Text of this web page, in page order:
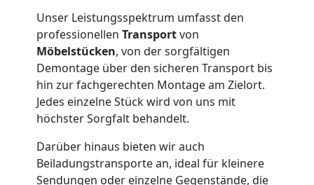
Unser Leistungsspektrum umfasst den
professionellen Transportvon
Möbelstücken, von der sorgfältigen
Demontage über den sicheren Transport bis
hin zur fachgerechten Montage am Zielort.
Jedes einzelne Stück wird von uns mit
höchster Sorgfalt behandelt.
Darüber hinaus bieten wir auch
Beiladungstransporte an, ideal für kleinere
Sendungen oder einzelne Gegenstände, die
Leonding
Fernumzug
Leonding